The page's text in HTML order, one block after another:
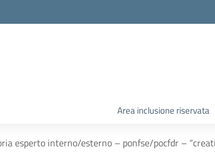
Area inclusione riservata
esperto interno/esterno – ponfse/pocfdr –